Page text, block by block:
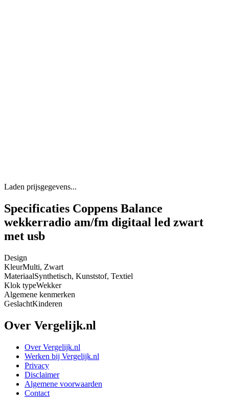
Laden prijsgegevens...
Specificaties Coppens Balance
wekkerradio am/fm digitaal led zwart
met usb
Design
KleurMulti, Zwart
MateriaalSynthetisch, Kunststof, Textiel
Klok typeWekker
Algemene kenmerken
GeslachtKinderen
Over Vergelijk.nl
Over Vergelijk.nl
Werken bij Vergelijk.nl
Privacy
Disclaimer
Algemene voorwaarden
Contact